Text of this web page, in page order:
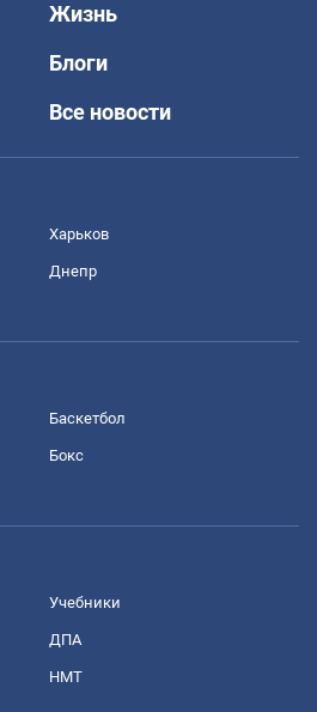
Жизнь
Блоги
Все новости
Харьков
Днепр
Баскетбол
Бокс
Учебники
ДПА
НМТ